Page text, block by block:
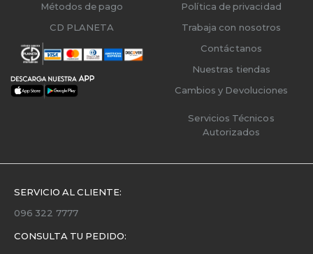
Métodos de pago
CD PLANETA
Política de privacidad
Trabaja con nosotros
Contáctanos
Nuestras tiendas
Cambios y Devoluciones
Servicios Técnicos
Autorizados
SERVICIO AL CLIENTE:
096 322 7777
CONSULTA TU PEDIDO: